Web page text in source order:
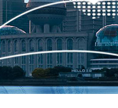
态
态
产业发展
创新高技术产业运
行
贸易与流通